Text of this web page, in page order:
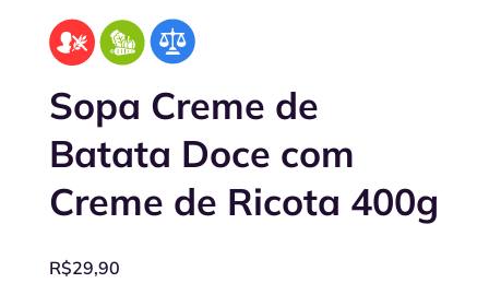
Sopa Creme de
Batata Doce com
Creme de Ricota 400g
R$29,90